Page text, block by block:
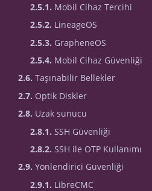
2.5.1. Mobil Cihaz Tercihi
2.5.2. LineageOS
2.5.3. GrapheneOS
2.5.4. Mobil Cihaz Güvenliği
2.6. Taşınabilir Bellekler
2.7. Optik Diskler
2.8. Uzak sunucu
2.8.1. SSH Güvenliği
2.8.2. SSH ile OTP Kullanımı
2.9. Yönlendirici Güvenliği
2.9.1. LibreCMC